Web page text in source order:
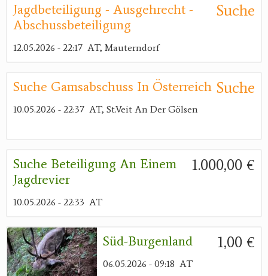
Suche
Jagdbeteiligung - Ausgehrecht -
Abschussbeteiligung
12.05.2026 - 22:17 AT, Mauterndorf
Suche
Suche Gamsabschuss In Österreich
10.05.2026 - 22:37 AT, St.Veit An Der Gölsen
1.000,00 €
Suche Beteiligung An Einem
Jagdrevier
10.05.2026 - 22:33 AT
1,00 €
Süd-Burgenland
06.05.2026 - 09:18 AT